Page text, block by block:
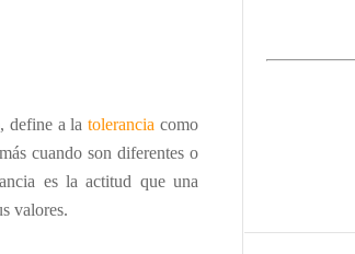
define a latolerancia como
cuando son diferentes o
es la actitud que una
valores.